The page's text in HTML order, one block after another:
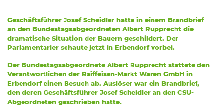
Geschäftsführer Josef Scheidler hatte in einem Brandbrief
an den Bundestagsabgeordneten Albert Rupprecht die
dramatische Situation der Bauern geschildert. Der
Parlamentarier schaute jetzt in Erbendorf vorbei.
Der Bundestagsabgeordnete Albert Rupprecht stattete den
Verantwortlichen der Raiffeisen-Markt Waren GmbH in
Erbendorf einen Besuch ab. Auslöser war ein Brandbrief,
den deren Geschäftsführer Josef Scheidler an den CSU-
Abgeordneten geschrieben hatte.